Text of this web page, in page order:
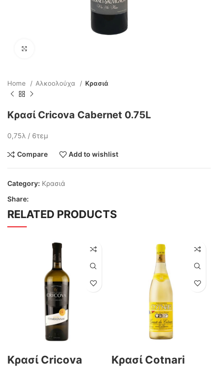
Home Αλκοολούχα Κρασιά
Κρασί Cricova Cabernet 0.75L
0,75λ / 6τεμ
Compare Add to wishlist
Category: Κρασιά
Share:
RELATED PRODUCTS
Κρασί Cricova
Κρασί Cotnari